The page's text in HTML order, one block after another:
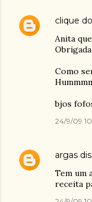
clique
Anita
Como
bjos
24/9/09
argas
Tem um
receita